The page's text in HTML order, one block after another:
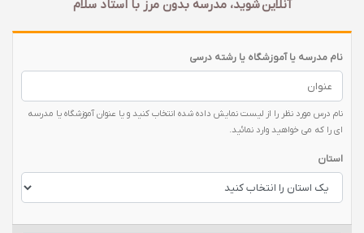
آنلاین شوید، مدرسه بدون مرز با استاد سلام
نام مدرسه یا آموزشگاه یا رشته درسی
نام درس مورد نظر را از لیست نمایش داده شده انتخاب کنید و یا عنوان آموزشگاه یا مدرسه
ای را که می خواهید وارد نمائید.
استان